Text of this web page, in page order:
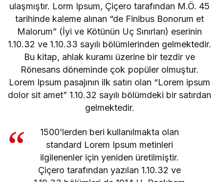
ulaşmıştır. Lorm Ipsum, Çiçero tarafından M.Ö. 45
tarihinde kaleme alınan “de Finibus Bonorum et
Malorum” (İyi ve Kötünün Uç Sınırları) eserinin
1.10.32 ve 1.10.33 sayılı bölümlerinden gelmektedir.
Bu kitap, ahlak kuramı üzerine bir tezdir ve
Rönesans döneminde çok popüler olmuştur.
Lorem Ipsum pasajının ilk satırı olan “Lorem ipsum
dolor sit amet” 1.10.32 sayılı bölümdeki bir satırdan
gelmektedir.
1500’lerden beri kullanılmakta olan
standard Lorem Ipsum metinleri
ilgilenenler için yeniden üretilmiştir.
Çiçero tarafından yazılan 1.10.32 ve